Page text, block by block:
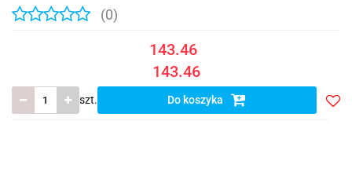
(0)
143.46
143.46
szt. Do koszyka